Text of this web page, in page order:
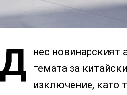
Д
нес новинарският
темата за
изключение, като